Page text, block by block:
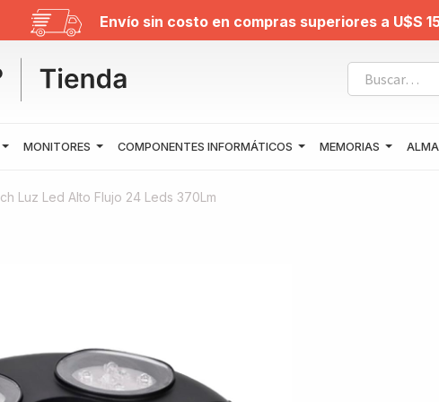
Envío sin costo en compras superiores a U$S
MONITORES COMPONENTES INFORMÁTICOS MEMORIAS
Luz Led Alto Flujo 24 Leds 370Lm